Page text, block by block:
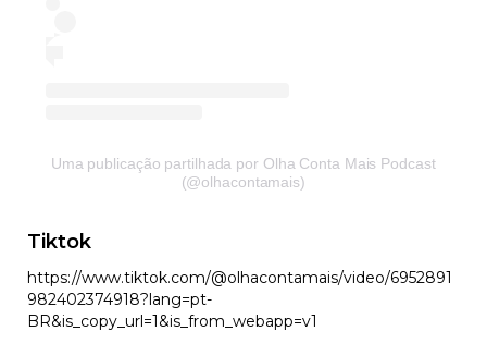
Uma publicação partilhada por Olha Conta Mais Podcast
(@olhacontamais)
Tiktok
https://www.tiktok.com/@olhacontamais/video/6952891
982402374918?lang=pt-
BR&is_copy_url=1&is_from_webapp=v1